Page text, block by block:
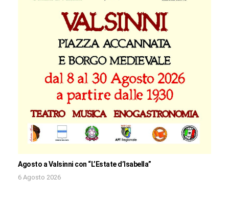
Agosto a Valsinni con “L’Estate d’Isabella”
6 Agosto 2026